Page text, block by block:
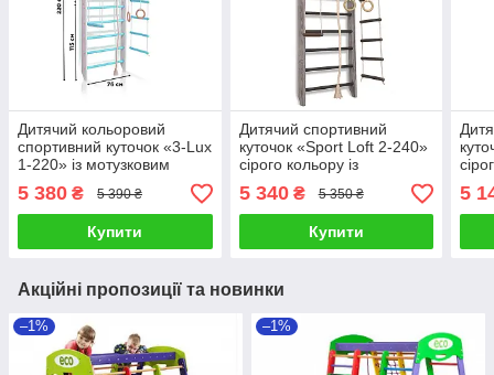
Дитячий кольоровий
спортивний куточок «3-Lux
1-220» із мотузковим
набором ТМ "SportBaby"
(220х81 см)
5 380 ₴ 5 390 ₴
Купити
Дитячий спортивний
куточок «Sport Loft 2-240»
сірого кольору із
мотузковим набором ТМ
"SportBaby" (240х80 см)
5 340₴ 5 350 ₴
Купити
5
Акційні пропозиції та новинки
–1% –1%